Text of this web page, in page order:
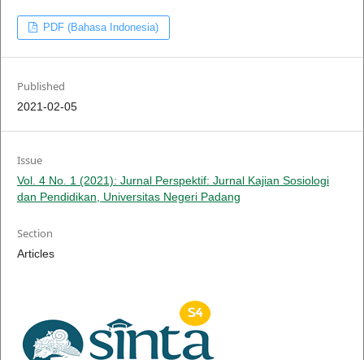
PDF (Bahasa Indonesia)
Published
2021-02-05
Issue
Vol. 4 No. 1 (2021): Jurnal Perspektif: Jurnal Kajian Sosiologi
dan Pendidikan, Universitas Negeri Padang
Section
Articles